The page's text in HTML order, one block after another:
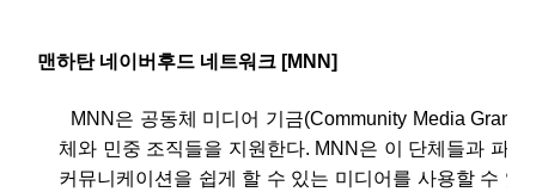
맨하탄 네이버후드 네트워크 [MNN]
MNN은 공동체 미디어 기금(Community Media Grant)
체와 민중 조직들을 지원한다. MNN은 이 단체들과 파트
커뮤니케이션을 쉽게 할 수 있는 미디어를 사용할 수 있